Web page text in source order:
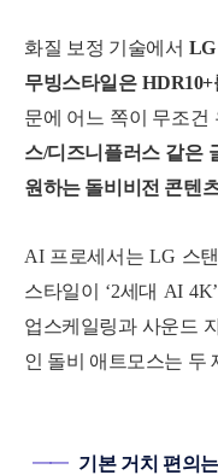
화질 보정 기술에서 LG
무빙스타일은
문에 어느 쪽이 무조건
스/디즈니플러스 같은
원하는 돌비비전 콘텐
AI 프로세서는 LG 스
스타일이 ‘2세대 AI
업스케일링과 사운드
인 돌비 애트모스는 두
━━ 기본 거치 편의